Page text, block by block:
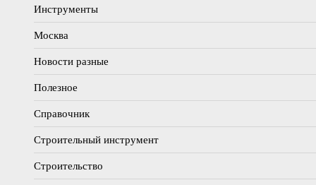
Инструменты
Москва
Новости разные
Полезное
Справочник
Строительный инструмент
Строительство